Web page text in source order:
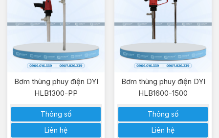
Bơm thùng phuy điện DYI
HLB1300-PP
Thông số
Liên hệ
Bơm thùng phuy điện DYI
HLB1600-1500
Thông số
Liên hệ